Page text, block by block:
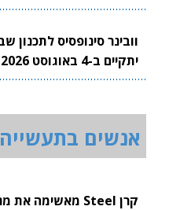
יתקיים ב-4 באוגוסט 2026
אנשים בתעשייה